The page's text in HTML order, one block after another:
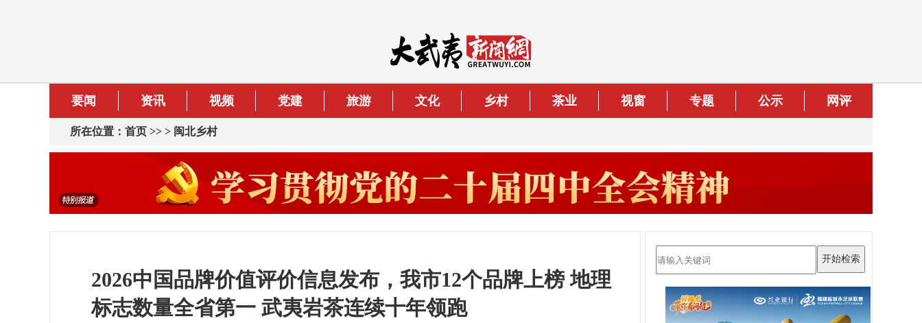
要闻 资讯 视频 党建 旅游 文化 乡村 茶业 视窗 专题 公示 网评
所在位置： 首页 >> > 闽北乡村
2026中国品牌价值评价信息发布，我市12个品牌上榜 地理
标志数量全省第一 武夷岩茶连续十年领跑